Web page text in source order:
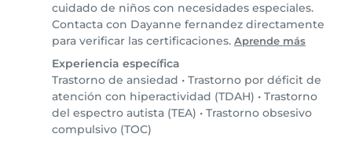
cuidado de niños con necesidades especiales.
Contacta con Dayanne fernandez directamente
para verificar las certificaciones. Aprende más
Experiencia específica
Trastorno de ansiedad • Trastorno por déficit de
atención con hiperactividad (TDAH) • Trastorno
del espectro autista (TEA) • Trastorno obsesivo
compulsivo (TOC)